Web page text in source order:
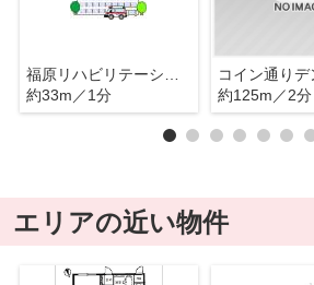
福原リハビリテーション整形外科・内科医院 内科
約33m／1分
約125m／2分
エリアの近い物件